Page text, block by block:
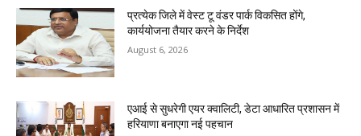
प्रत्येक जिले में वेस्ट टू वंडर पार्क विकसित होंगे,
कार्ययोजना तैयार करने के निर्देश
August 6, 2026
एआई से सुधरेगी एयर क्वालिटी, डेटा आधारित प्रशासन में
हरियाणा बनाएगा नई पहचान